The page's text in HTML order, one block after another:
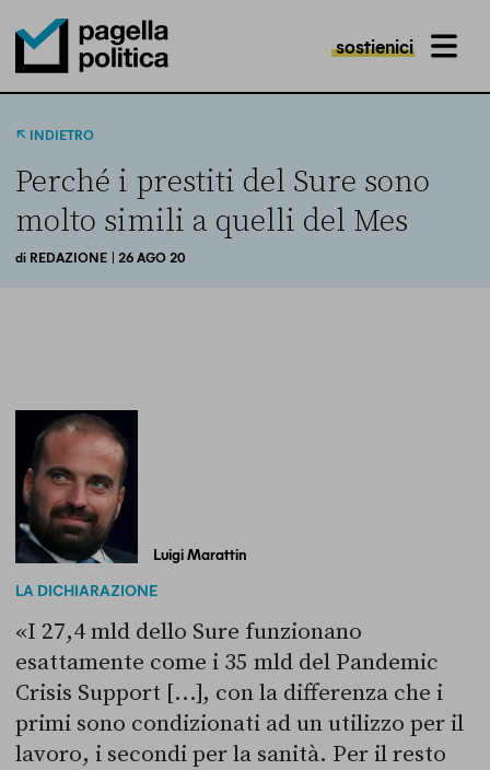
Pagella Politica Logo
sostienici MENU
INDIETRO
Perché i prestiti del Sure sono
molto simili a quelli del Mes
di REDAZIONE | 26 AGO 20
Luigi Marattin
LA DICHIARAZIONE
«I 27,4 mld dello Sure funzionano
esattamente come i 35 mld del Pandemic
Crisis Support [...], con la differenza che i
primi sono condizionati ad un utilizzo per il
lavoro, i secondi per la sanità. Per il resto